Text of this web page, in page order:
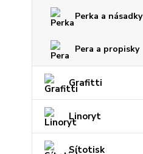
Perka a násadky
Pera a propisky
Grafitti
Linoryt
Sítotisk